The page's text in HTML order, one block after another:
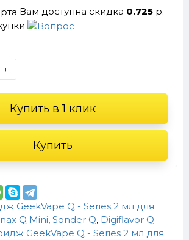
Вам доступна скидка 0.725 р.
+
Купить в 1 клик
Купить
GeekVape Q - Series 2 мл для
Q Mini, Sonder Q, Digiflavor Q
GeekVape Q - Series 2 мл для